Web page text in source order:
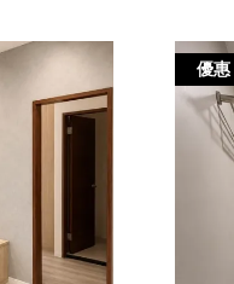
優惠